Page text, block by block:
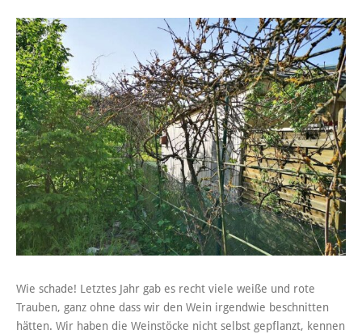
Wie schade! Letztes Jahr gab es recht viele weiße und rote
Trauben, ganz ohne dass wir den Wein irgendwie beschnitten
hätten. Wir haben die Weinstöcke nicht selbst gepflanzt, kennen